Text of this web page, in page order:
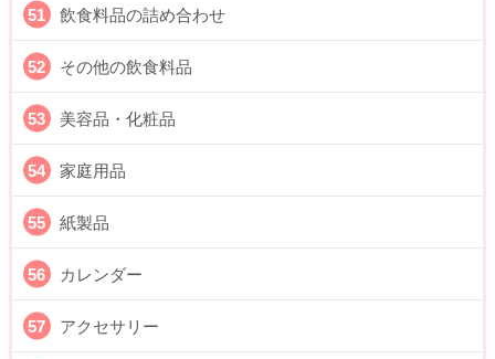
飲食料品の詰め合わせ
その他の飲食料品
美容品・化粧品
家庭用品
紙製品
カレンダー
アクセサリー